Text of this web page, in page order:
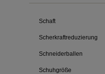
Schaft
Scherkraftreduzierung
Schneiderballen
Schuhgröße